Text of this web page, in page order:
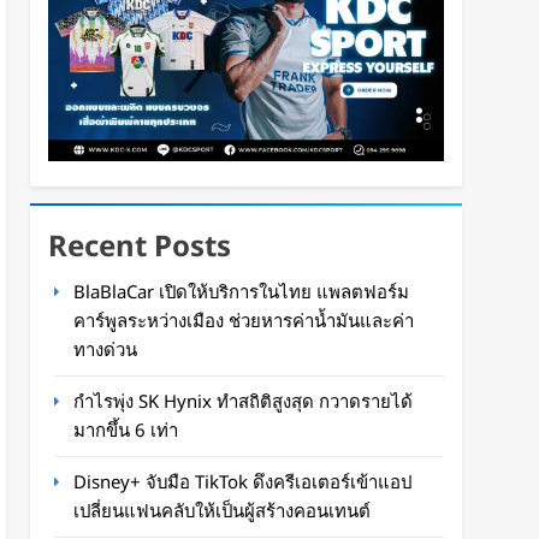
Recent Posts
BlaBlaCar เปิดให้บริการในไทย แพลตฟอร์ม
คาร์พูลระหว่างเมือง ช่วยหารค่าน้ำมันและค่า
ทางด่วน
กำไรพุ่ง SK Hynix ทำสถิติสูงสุด กวาดรายได้
มากขึ้น 6 เท่า
Disney+ จับมือ TikTok ดึงครีเอเตอร์เข้าแอป
เปลี่ยนแฟนคลับให้เป็นผู้สร้างคอนเทนต์